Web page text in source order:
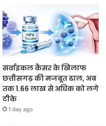
सर्वाइकल कैंसर के खिलाफ
छत्तीसगढ़ की मजबूत ढाल, अब
तक 1.66 लाख से अधिक को लगे
टीके
1 day ago